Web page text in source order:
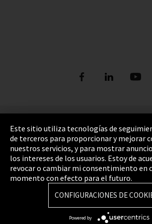
Pie de imprenta
Política de privacidad
Cookie Settings
Términos y Condiciones
Mapa del sitio
Integrity Line
Este sitio utiliza tecnologías de
de terceros para proporcionar y mejorar
nuestros servicios, y para mostrar
los intereses de los usuarios. Estoy de
revocar o cambiar mi consentimiento en
momento con efecto para el futuro.
CONFIGURACIONES DE
Powered by